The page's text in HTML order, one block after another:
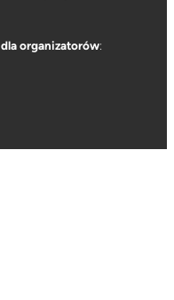
dla organizatorów: